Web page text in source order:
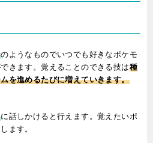
のようなものでいつでも好きなポケモ
きます。覚えることのできる技は種
を進めるたびに増えていきます。
に話しかけると行えます。覚えたいポ
ます。